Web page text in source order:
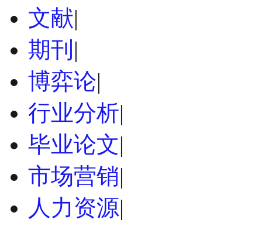
文献|
期刊 |
博弈论|
行业分析|
毕业论文|
市场营销|
人力资源|